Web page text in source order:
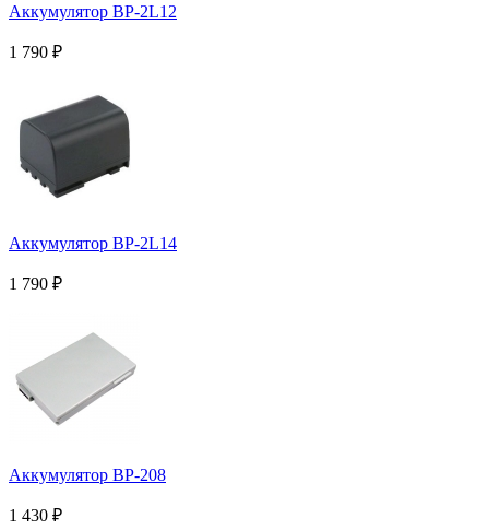
Аккумулятор BP-2L12
1 790 ₽
Аккумулятор BP-2L14
1 790 ₽
Аккумулятор BP-208
1 430 ₽